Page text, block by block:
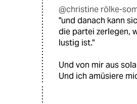
@christine rölke-
"und danach kann
die partei zerlegen,
lustig ist."
Und von mir aus
Und ich amüsiere